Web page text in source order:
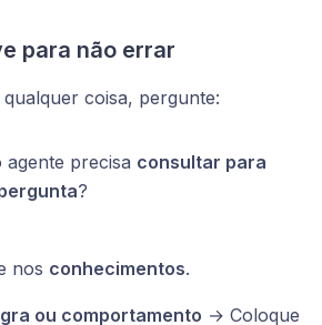
para não errar
coisa, pergunte:
agente precisa consultar para
?
nos conhecimentos.
ou comportamento → Coloque